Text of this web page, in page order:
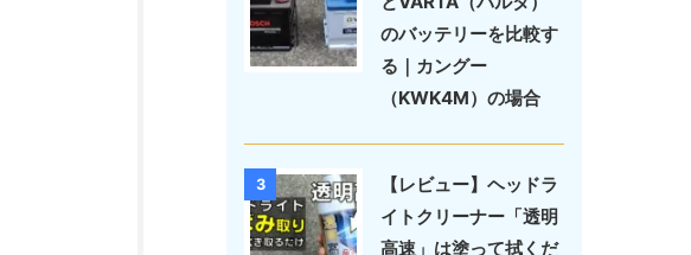
のバッテリーを比較す
る｜カングー
（KWK4M）の場合
3
【レビュー】ヘッドラ
イトクリーナー「透明
高速」は塗って拭くだ